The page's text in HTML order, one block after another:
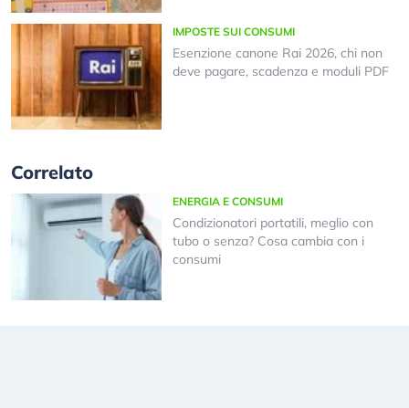
IMPOSTE SUI CONSUMI
Esenzione canone Rai 2026, chi non
deve pagare, scadenza e moduli PDF
Correlato
ENERGIA E CONSUMI
Condizionatori portatili, meglio con
tubo o senza? Cosa cambia con i
consumi